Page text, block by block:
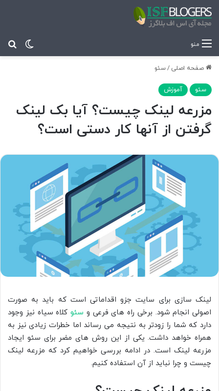
تغییر منو
صفحه اصلی /سئو
سئو آموزش
مزرعه لینک چیست؟ آیا بک لینک
گرفتن از آنها کار دستی است؟
لینک سازی برای سایت جزو اقداماتی است که باید به صورت
اصولی انجام شود. برخی راه های فرعی و سئو کلاه سیاه نیز وجود
دارد که شما را زودتر به نتیجه می رساند اما خطرات زیادی نیز به
همراه خواهد داشت. یکی از این روش های مضر برای سئو ایجاد
مزرعه لینک است. در ادامه بررسی خواهیم کرد که مزرعه لینک
چیست و چرا نباید از آن استفاده کنیم.